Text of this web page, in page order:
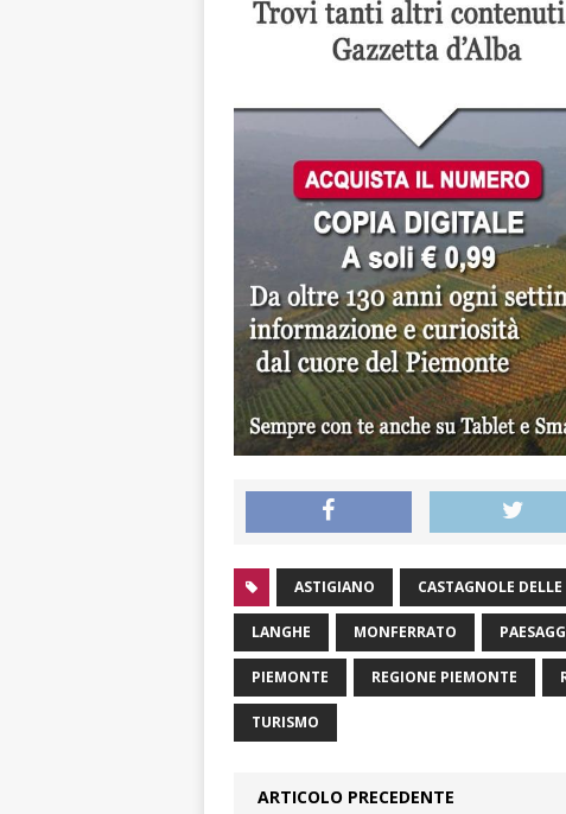
ASTIGIANO CASTAGNOLE
LANGHE MONFERRATO
PIEMONTE REGIONE PIEMONTE
TURISMO
ARTICOLO PRECEDENTE